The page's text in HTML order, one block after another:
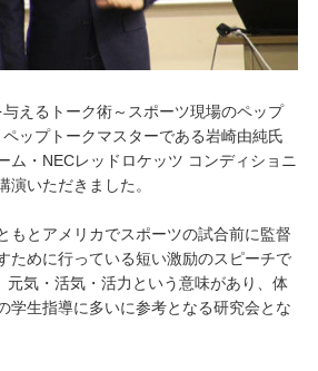
えるトーク術～スポーツ現場のペップ
ペップトークマスターである岩崎由純氏
ム・NECレッドロケッツ コンディショニ
演いただきました。
とアメリカでスポーツの試合前に監督
ために行っている短い激励のスピーチで
元気・活気・活力という意味があり、体
学生指導に多いに参考となる研究会とな